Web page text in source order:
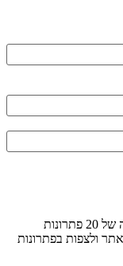
המנוי אינו מתחדש אוטומטית. ישנה הגבלת צפיה של 20 פתרונות
ולצפות בפתרונות